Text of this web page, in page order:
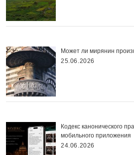
Может ли мирянин
25.06.2026
Кодекс канонического
мобильного приложения
24.06.2026